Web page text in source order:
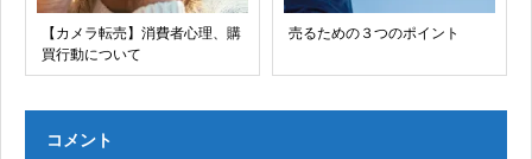
【カメラ転売】消費者心理、購
買行動について
売るための３つのポイント
コメント